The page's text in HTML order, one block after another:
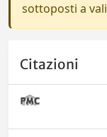
sottoposti a
Citazioni